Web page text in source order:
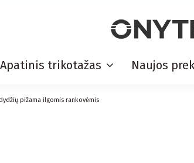
Apatinis trikotažas Naujos
pižama ilgomis rankovėmis